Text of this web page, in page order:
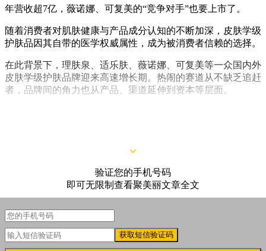
年营收超7亿，薇诺娜、可复美的“竞争对手”也要上市了。
随着消费者对肌肤健康与产品成分认知的不断加深，皮肤学级
护肤品因其自带的医学权威属性，成为被消费者信赖的选择。
在此背景下，理肤泉、适乐肤、薇诺娜、可复美等一众国内外
皮肤学级护肤品牌迎来高速增长期。热闹的赛道从不缺乏追赶
者，品牌间的角力也从产品、渠道延伸到资本等层面。
验证您的手机号码
即可无限制查看聚美丽文章全文
获取短信验证码